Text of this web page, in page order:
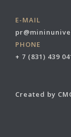
E-MAIL
PHONE
+ 7 (831) 439
Created by